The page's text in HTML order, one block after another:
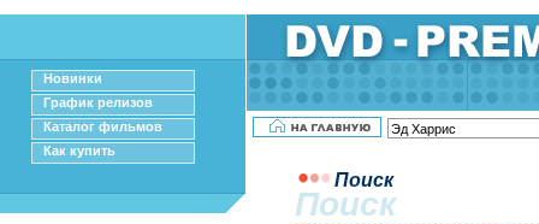
Новинки
График релизов
Каталог фильмов
Как купить
Поиск
Поиск